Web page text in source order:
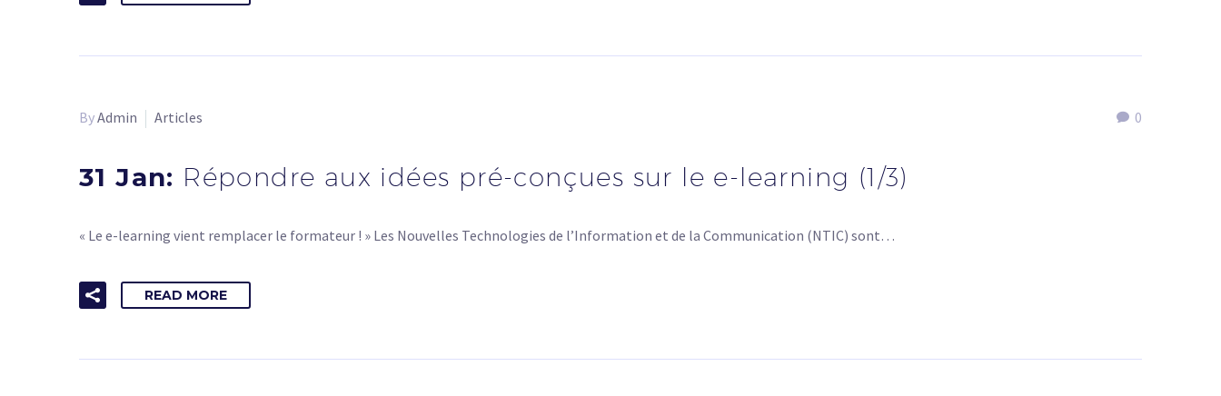
0
ByAdmin Articles
31 Jan: Répondre aux idées pré-conçues sur le e-learning (1/3)
« Le e-learning vient remplacer le formateur ! » Les Nouvelles Technologies de l’Information et de la Communication (NTIC) sont…
READ MORE